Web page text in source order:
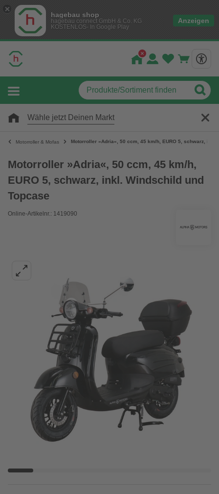
hagebau shop
hagebau connect GmbH & Co. KG
KOSTENLOS- In Google Play
Anzeigen
Wähle jetzt Deinen Markt
Motorroller & Mofas Motorroller »Adria«, 50 ccm, 45 km/h, EURO 5, schwarz,
Motorroller »Adria«, 50 ccm, 45 km/h,
EURO 5, schwarz, inkl. Windschild und
Topcase
Online-Artikelnr.: 1419090